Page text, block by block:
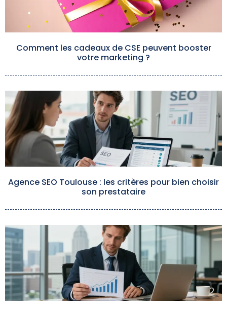
Comment les cadeaux de CSE peuvent booster
votre marketing ?
Agence SEO Toulouse : les critères pour bien choisir
son prestataire